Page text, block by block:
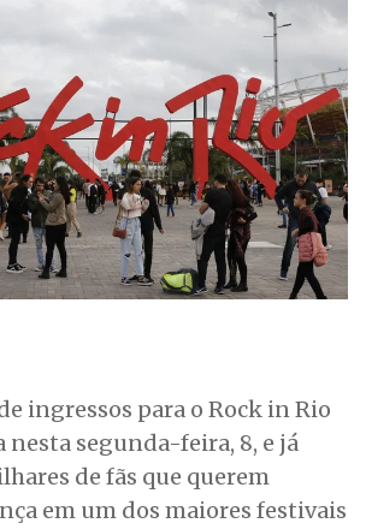
ingressos para o Rock in Rio
nesta segunda-feira, 8, e já
de fãs que querem
em um dos maiores festivais